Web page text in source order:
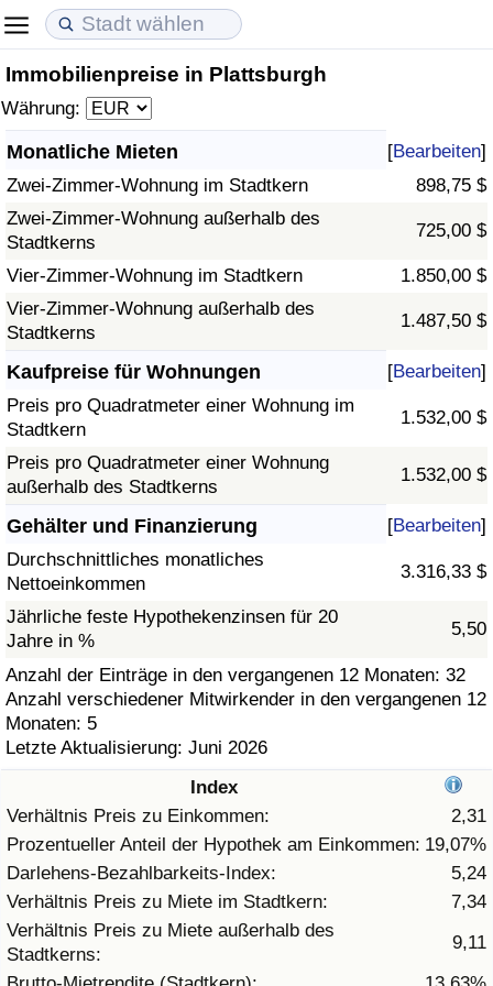
Immobilienpreise in Plattsburgh
Währung:
Monatliche Mieten [Bearbeiten]
Zwei-Zimmer-Wohnung im Stadtkern
898,75 $
Zwei-Zimmer-Wohnung außerhalb des
Stadtkerns
725,00 $
Vier-Zimmer-Wohnung im Stadtkern
1.850,00 $
Vier-Zimmer-Wohnung außerhalb des
Stadtkerns
1.487,50 $
Kaufpreise für Wohnungen [Bearbeiten]
Preis pro Quadratmeter einer Wohnung im
Stadtkern
1.532,00 $
Preis pro Quadratmeter einer Wohnung
außerhalb des Stadtkerns
1.532,00 $
Gehälter und Finanzierung [Bearbeiten]
Durchschnittliches monatliches
Nettoeinkommen
3.316,33 $
Jährliche feste Hypothekenzinsen für 20
Jahre in %
5,50
Anzahl der Einträge in den vergangenen 12 Monaten: 32
Anzahl verschiedener Mitwirkender in den vergangenen 12
Monaten: 5
Letzte Aktualisierung: Juni 2026
Index
Verhältnis Preis zu Einkommen:
2,31
Prozentueller Anteil der Hypothek am Einkommen: 19,07%
Darlehens-Bezahlbarkeits-Index:
5,24
Verhältnis Preis zu Miete im Stadtkern:
7,34
Verhältnis Preis zu Miete außerhalb des
Stadtkerns:
9,11
Lebenshaltungskosten
Lebenshaltungskosten-Index (aktuell)
Lebenshaltungskosten-Index
Lebenshaltungskosten-Index nach Land
in Akaba
Immobilienpreise
Immobilienpreis-Index (aktuell)
Immobilienpreis-Index
Immobilienpreis-Index nach Land
Lebensqualität
Lebensqualität-Index
Lebensqualität-Index (aktuell)
Lebensqualitätsindex nach Land
Kriminalität
Kriminalitäts-Index (aktuell)
Kriminalitäts-Index
Kriminalitätsindex nach Land
Gesundheitsversorgung
Gesundheitsversorgungs-Index (aktuell)
Gesundheitsversorgungs-Index
Gesundheitsversorgungs-Index nach Land
Umweltverschmutzung
Umweltverschmutzungs-Index (aktuell)
Verschmutzungsindex
Umweltverschmutzungs-Index nach Land
Verkehr